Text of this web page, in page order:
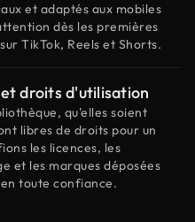
et adaptés aux mobiles
dès les premières
TikTok, Reels et Shorts.
droits d'utilisation
qu'elles soient
libres de droits pour un
les licences, les
et les marques déposées
toute confiance.